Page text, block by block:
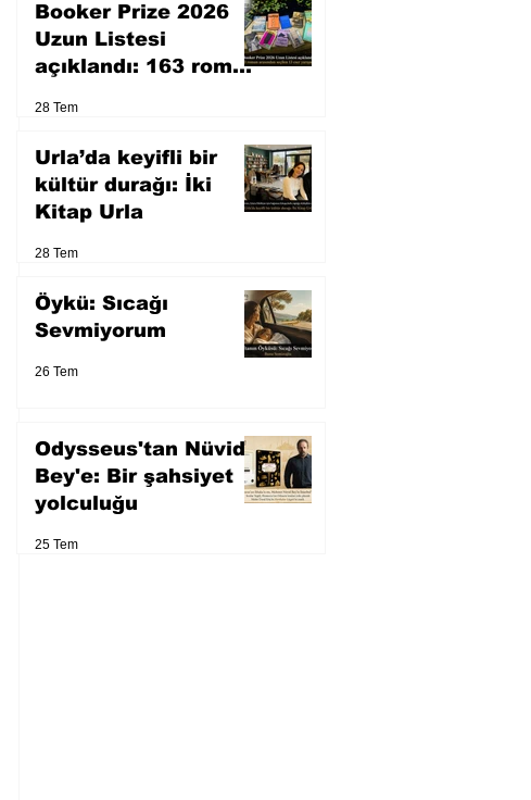
Booker Prize 2026
Uzun Listesi
açıklandı: 163 roman
28 Tem
Urla’da keyifli bir
kültür durağı: İki
Kitap Urla
28 Tem
Öykü: Sıcağı
Sevmiyorum
26 Tem
Odysseus'tan Nüvid
Bey'e: Bir şahsiyet
yolculuğu
25 Tem